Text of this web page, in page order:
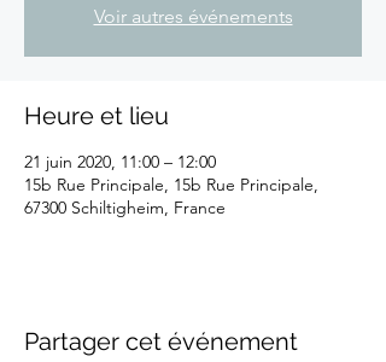
Voir autres événements
Heure et lieu
21 juin 2020, 11:00 – 12:00
15b Rue Principale, 15b Rue Principale,
67300 Schiltigheim, France
Partager cet événement